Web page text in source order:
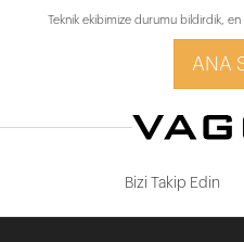
Teknik ekibimize durumu bildirdik,
ANA
Bizi Takip Edin